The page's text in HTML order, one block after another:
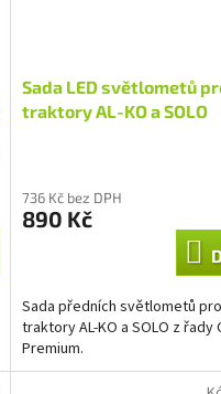
Sada LED světlometů
traktory AL-KO a SOLO
736 Kč bez DPH
890 Kč
Sada předních světlometů
traktory AL-KO a SOLO z řady
Premium.